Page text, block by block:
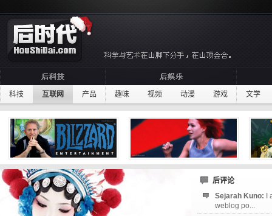
科技 互联网 产品 趣味 视频 动漫 游戏 文学
后评论
Sejarah Kuno:
weblog po...